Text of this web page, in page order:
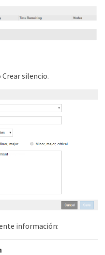
silencio.
información: